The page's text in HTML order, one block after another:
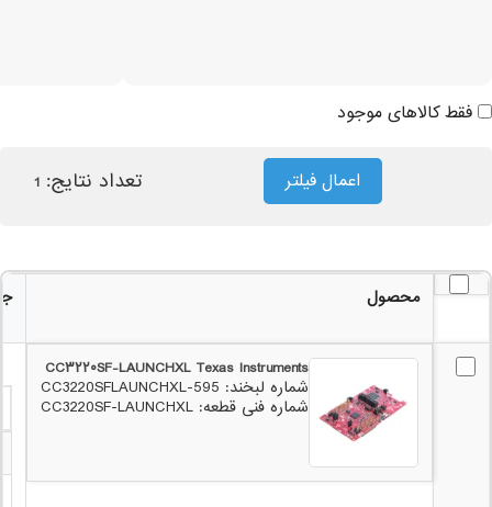
فقط کالاهای موجود
اعمال فیلتر تعداد نتایج:1
محصول
CC۳۲۲۰SF-LAUNCHXL Texas Instruments
شماره لبخند: 595-CC3220SFLAUNCHXL
شماره فنی قطعه: CC3220SF-LAUNCHXL